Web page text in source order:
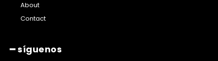
About
Contact
━ síguenos